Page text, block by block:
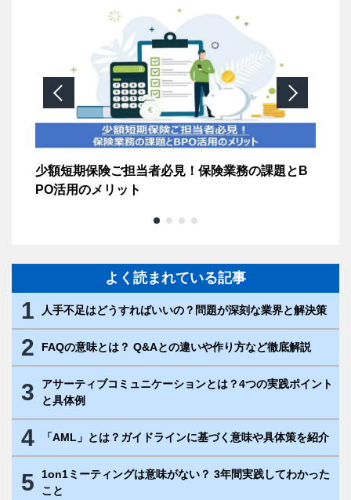
少額短期保険ご担当者必見！保険業務の課題とB
PO活用のメリット
よく読まれている記事
1 人手不足はどうすればいいの？問題が深刻な業界と解決策
2 FAQの意味とは？ Q&Aとの違いや作り方など徹底解説
3
アサーティブコミュニケーションとは？4つの実践ポイント
と具体例
4 「AML」とは？ガイドラインに基づく意味や具体策を紹介
5
1on1ミーティングは意味がない？ 3年間実践してわかった
こと